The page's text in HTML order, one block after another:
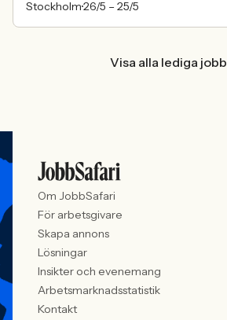
Stockholm26/5 – 25/5
Visa alla lediga jobb
Om JobbSafari
För arbetsgivare
Skapa annons
Lösningar
Insikter och evenemang
Arbetsmarknadsstatistik
Kontakt